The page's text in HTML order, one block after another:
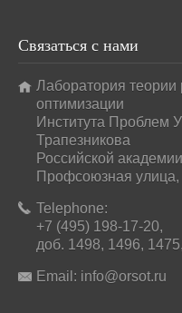
Связаться с нами
Лаборатория теории
оптимизации
Института Проблем
Трапезникова
Российской
Профсоюзная улица,
Telephone:
+7 (495) 198-17-20,
доб. 1498, 1496,
Email: info@orsot.ru